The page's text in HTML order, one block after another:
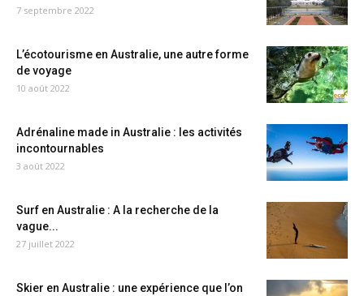
7 septembre 2022
L’écotourisme en Australie, une autre forme
de voyage
10 août 2022
Adrénaline made in Australie : les activités
incontournables
3 août 2022
Surf en Australie : A la recherche de la
vague...
27 juillet 2022
Skier en Australie : une expérience que l’on